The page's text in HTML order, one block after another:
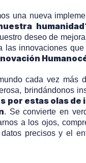
una nueva
deseo de
las innovaciones
cada vez
brindándonos
por estas olas
. Se convierte en
a los ojos,
precisos y el